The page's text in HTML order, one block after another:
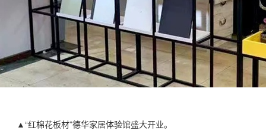
▲“红棉花板材”德华家居体验馆盛大开业。